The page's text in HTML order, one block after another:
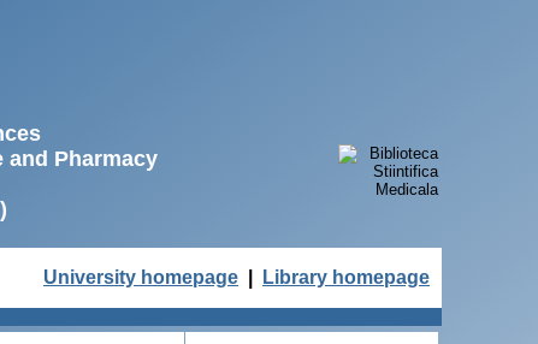
and Pharmacy
University homepage Library homepage